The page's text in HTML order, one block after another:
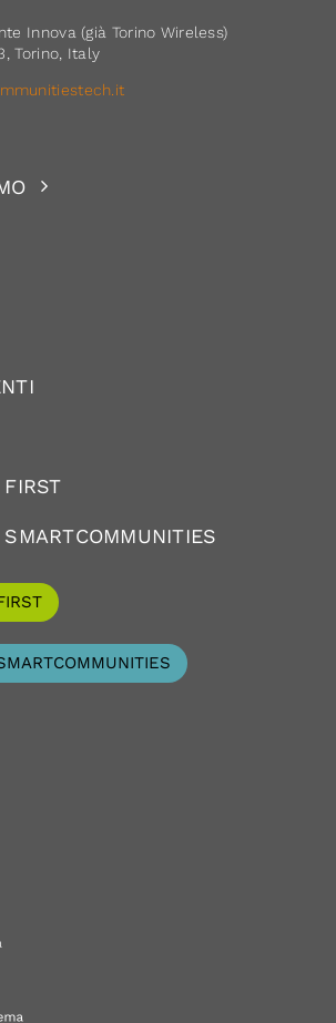
Innova (già Torino Wireless)
Torino, Italy
FIRST
SMARTCOMMUNITIES